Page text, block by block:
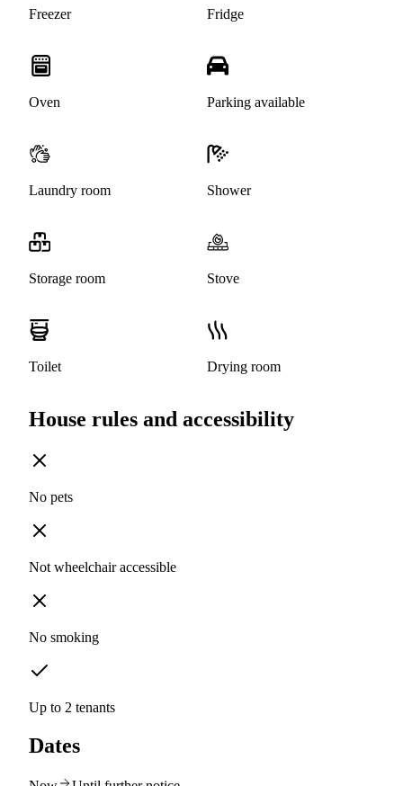
Freezer Fridge
Oven Parking available
Laundry room Shower
Storage room Stove
Toilet Drying room
House rules and accessibility
No pets
Not wheelchair accessible
No smoking
Up to 2 tenants
Dates